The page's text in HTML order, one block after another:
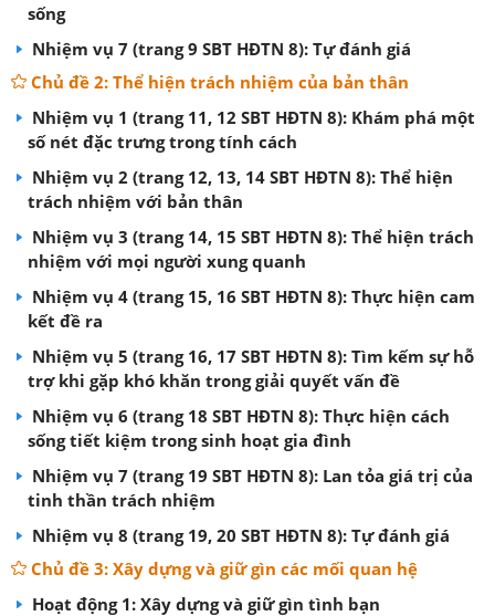
sống
Nhiệm vụ 7 (trang 9 SBT HĐTN 8): Tự đánh giá
Chủ đề 2: Thể hiện trách nhiệm của bản thân
Nhiệm vụ 1 (trang 11, 12 SBT HĐTN 8): Khám phá một
số nét đặc trưng trong tính cách
Nhiệm vụ 2 (trang 12, 13, 14 SBT HĐTN 8): Thể hiện
trách nhiệm với bản thân
Nhiệm vụ 3 (trang 14, 15 SBT HĐTN 8): Thể hiện trách
nhiệm với mọi người xung quanh
Nhiệm vụ 4 (trang 15, 16 SBT HĐTN 8): Thực hiện cam
kết đề ra
Nhiệm vụ 5 (trang 16, 17 SBT HĐTN 8): Tìm kếm sự hỗ
trợ khi gặp khó khăn trong giải quyết vấn đề
Nhiệm vụ 6 (trang 18 SBT HĐTN 8): Thực hiện cách
sống tiết kiệm trong sinh hoạt gia đình
Nhiệm vụ 7 (trang 19 SBT HĐTN 8): Lan tỏa giá trị của
tinh thần trách nhiệm
Nhiệm vụ 8 (trang 19, 20 SBT HĐTN 8): Tự đánh giá
Chủ đề 3: Xây dựng và giữ gìn các mối quan hệ
Hoạt động 1: Xây dựng và giữ gìn tình bạn